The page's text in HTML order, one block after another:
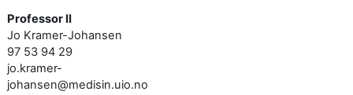
Professor II
Jo Kramer-Johansen
97 53 94 29
jo.kramer-
johansen@medisin.uio.no